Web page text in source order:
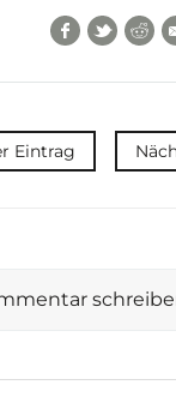
Facebook
Twitter
Eintrag